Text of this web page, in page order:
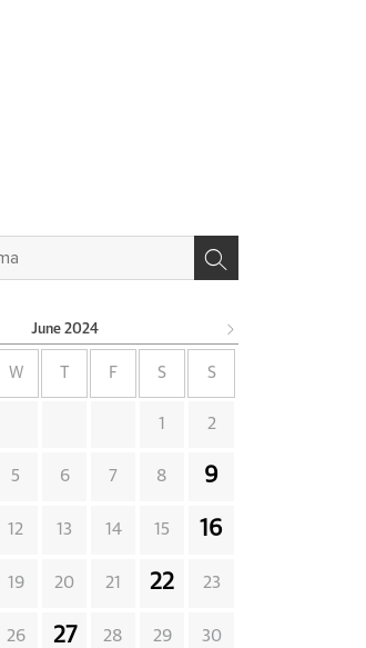
June 2024
W F S S
1 2
5 6 7 8 9
12 13 14 15 16
19 20 21 22 23
26 27 28 29 30